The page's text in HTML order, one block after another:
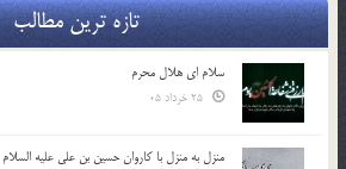
تازه ترین مطالب
سلام ای هلال محرم
منزل به منزل با کاروان حسین بن علی علیه السلام